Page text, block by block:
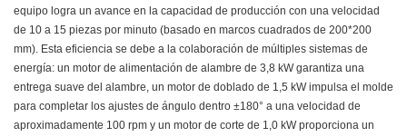
equipo logra un avance en la capacidad de producción con una velocidad
de 10 a 15 piezas por minuto (basado en marcos cuadrados de 200*200
mm). Esta eficiencia se debe a la colaboración de múltiples sistemas de
energía: un motor de alimentación de alambre de 3,8 kW garantiza una
entrega suave del alambre, un motor de doblado de 1,5 kW impulsa el molde
para completar los ajustes de ángulo dentro ±180° a una velocidad de
aproximadamente 100 rpm y un motor de corte de 1,0 kW proporciona un